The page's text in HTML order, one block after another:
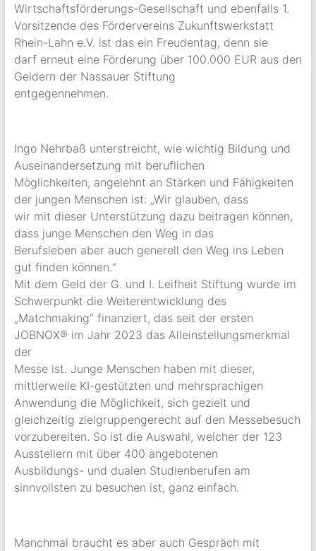
Wirtschaftsförderungs-Gesellschaft und ebenfalls 1.
Vorsitzende des Fördervereins Zukunftswerkstatt
Rhein-Lahn e.V. ist das ein Freudentag, denn sie
darf erneut eine Förderung über 100.000 EUR aus den
Geldern der Nassauer Stiftung
entgegennehmen.
Ingo Nehrbaß unterstreicht, wie wichtig Bildung und
Auseinandersetzung mit beruflichen
Möglichkeiten, angelehnt an Stärken und Fähigkeiten
der jungen Menschen ist: „Wir glauben, dass
wir mit dieser Unterstützung dazu beitragen können,
dass junge Menschen den Weg in das
Berufsleben aber auch generell den Weg ins Leben
gut finden können.“
Mit dem Geld der G. und I. Leifheit Stiftung wurde im
Schwerpunkt die Weiterentwicklung des
„Matchmaking“ finanziert, das seit der ersten
JOBNOX® im Jahr 2023 das Alleinstellungsmerkmal
der
Messe ist. Junge Menschen haben mit dieser,
mittlerweile KI-gestützten und mehrsprachigen
Anwendung die Möglichkeit, sich gezielt und
gleichzeitig zielgruppengerecht auf den Messebesuch
vorzubereiten. So ist die Auswahl, welcher der 123
Ausstellern mit über 400 angebotenen
Ausbildungs- und dualen Studienberufen am
sinnvollsten zu besuchen ist, ganz einfach.
Manchmal braucht es aber auch Gespräch mit